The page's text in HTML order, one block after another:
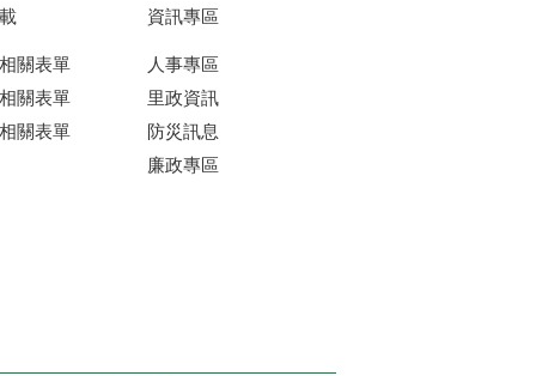
關表單
關表單
關表單
資訊專區
人事專區
里政資訊
防災訊息
廉政專區